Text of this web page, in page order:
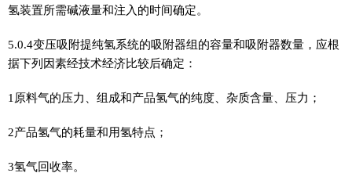
氢装置所需碱液量和注入的时间确定。
5.0.4变压吸附提纯氢系统的吸附器组的容量和吸附器数量，应根
据下列因素经技术经济比较后确定：
1原料气的压力、组成和产品氢气的纯度、杂质含量、压力；
2产品氢气的耗量和用氢特点；
3氢气回收率。